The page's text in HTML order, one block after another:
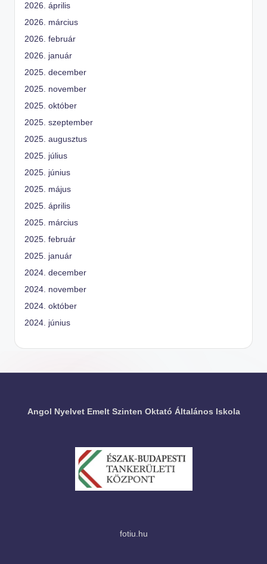
2026. április
2026. március
2026. február
2026. január
2025. december
2025. november
2025. október
2025. szeptember
2025. augusztus
2025. július
2025. június
2025. május
2025. április
2025. március
2025. február
2025. január
2024. december
2024. november
2024. október
2024. június
Angol Nyelvet Emelt Szinten Oktató Általános Iskola
fotiu.hu